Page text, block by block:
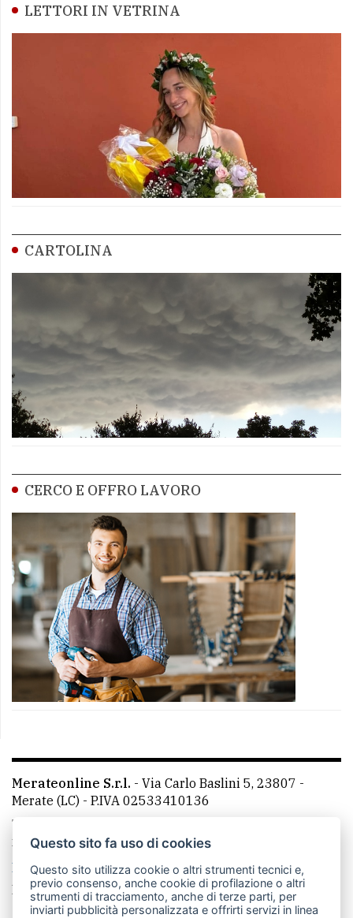
LETTORI IN VETRINA
CARTOLINA
CERCO E OFFRO LAVORO
Merateonline S.r.l. - Via Carlo Baslini 5, 23807 -
Merate (LC) - P.IVA 02533410136
Telefono:
mail: redazione@merateonline.it
La redazione
CasateOnline LeccoOnline
RSS
Made by VIP
Questo sito fa uso di cookies
Questo sito utilizza cookie o altri strumenti tecnici e,
previo consenso, anche cookie di profilazione o altri
strumenti di tracciamento, anche di terze parti, per
inviarti pubblicità personalizzata e offrirti servizi in linea